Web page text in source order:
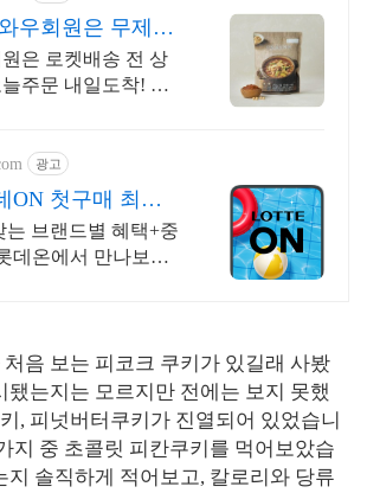
우회원은 무제한
은 로켓배송 전 상
주문 내일도착! 꼭
광고
ON 첫구매 최대 5
는 브랜드별 혜택+중
데온에서 만나보세
음 보는 피코크 쿠키가 있길래 사봤
됐는지는 모르지만 전에는 보지 못했
, 피넛버터쿠키가 진열되어 있었습니
지 중 초콜릿 피칸쿠키를 먹어보았습
지 솔직하게 적어보고, 칼로리와 당류